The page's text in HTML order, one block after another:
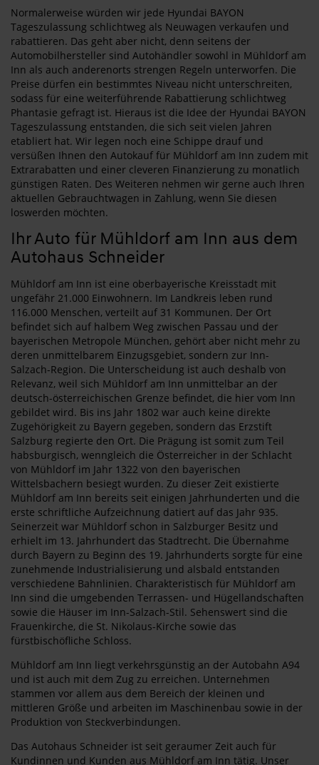
Normalerweise würden wir jede Hyundai BAYON
Tageszulassung schlichtweg als Neuwagen verkaufen und
rabattieren. Das geht aber nicht, denn seitens der
Automobilhersteller sind Autohändler sowohl in Mühldorf am
Inn als auch anderenorts strengen Regeln unterworfen. Die
Preise dürfen ein bestimmtes Niveau nicht unterschreiten,
sodass für eine weiterführende Rabattierung schlichtweg
Phantasie gefragt ist. Hieraus ist die Idee der Hyundai BAYON
Tageszulassung entstanden, die sich seit vielen Jahren
etabliert hat. Wir legen noch eine Schippe drauf und
versüßen Ihnen den Autokauf für Mühldorf am Inn zudem mit
Extrarabatten und einer cleveren Finanzierung zu monatlich
günstigen Raten. Des Weiteren nehmen wir gerne auch Ihren
aktuellen Gebrauchtwagen in Zahlung, wenn Sie diesen
loswerden möchten.
Ihr Auto für Mühldorf am Inn aus dem
Autohaus Schneider
Mühldorf am Inn ist eine oberbayerische Kreisstadt mit
ungefähr 21.000 Einwohnern. Im Landkreis leben rund
116.000 Menschen, verteilt auf 31 Kommunen. Der Ort
befindet sich auf halbem Weg zwischen Passau und der
bayerischen Metropole München, gehört aber nicht mehr zu
deren unmittelbarem Einzugsgebiet, sondern zur Inn-
Salzach-Region. Die Unterscheidung ist auch deshalb von
Relevanz, weil sich Mühldorf am Inn unmittelbar an der
deutsch-österreichischen Grenze befindet, die hier vom Inn
gebildet wird. Bis ins Jahr 1802 war auch keine direkte
Zugehörigkeit zu Bayern gegeben, sondern das Erzstift
Salzburg regierte den Ort. Die Prägung ist somit zum Teil
habsburgisch, wenngleich die Österreicher in der Schlacht
von Mühldorf im Jahr 1322 von den bayerischen
Wittelsbachern besiegt wurden. Zu dieser Zeit existierte
Mühldorf am Inn bereits seit einigen Jahrhunderten und die
erste schriftliche Aufzeichnung datiert auf das Jahr 935.
Seinerzeit war Mühldorf schon in Salzburger Besitz und
erhielt im 13. Jahrhundert das Stadtrecht. Die Übernahme
durch Bayern zu Beginn des 19. Jahrhunderts sorgte für eine
zunehmende Industrialisierung und alsbald entstanden
verschiedene Bahnlinien. Charakteristisch für Mühldorf am
Inn sind die umgebenden Terrassen- und Hügellandschaften
sowie die Häuser im Inn-Salzach-Stil. Sehenswert sind die
Frauenkirche, die St. Nikolaus-Kirche sowie das
fürstbischöfliche Schloss.
Mühldorf am Inn liegt verkehrsgünstig an der Autobahn A94
und ist auch mit dem Zug zu erreichen. Unternehmen
stammen vor allem aus dem Bereich der kleinen und
mittleren Größe und arbeiten im Maschinenbau sowie in der
Produktion von Steckverbindungen.
Das Autohaus Schneider ist seit geraumer Zeit auch für
Kundinnen und Kunden aus Mühldorf am Inn tätig. Unser